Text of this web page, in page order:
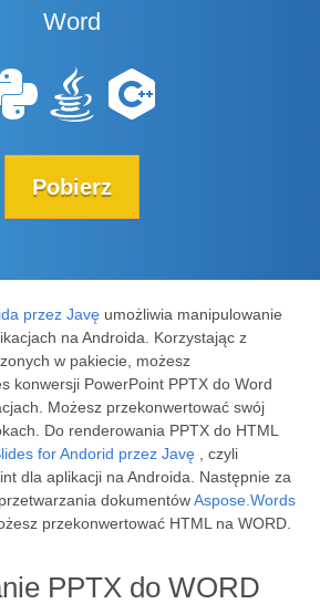
Word
Pobierz
przez Javę umożliwia manipulowanie
na Androida. Korzystając z
w pakiecie, możesz
konwersji PowerPoint PPTX do Word
Możesz przekonwertować swój
Do renderowania PPTX do HTML
for Andorid przez Javę , czyli
dla aplikacji na Androida. Następnie za
dokumentówAspose.Words
przekonwertować HTML na WORD.
PPTX do WORD